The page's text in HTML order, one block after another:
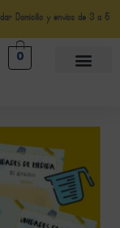
Domicilio y envíos de 3 a 5
0